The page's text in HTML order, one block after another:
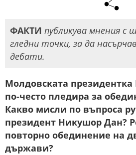
ФАКТИ публикува мнения с
гледни точки, за да
дебати.
Молдовската президентка
по-често пледира за
Какво мисли по въпроса
президент Никушор Дан?
повторно обединение на
държави?